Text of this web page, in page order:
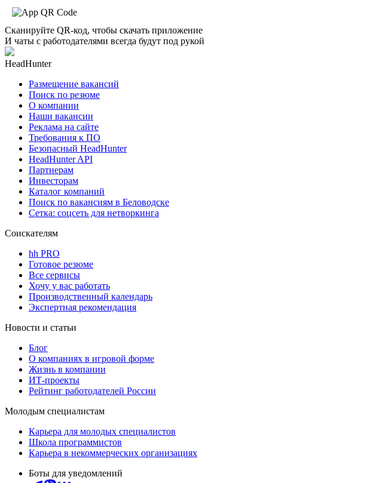
Сканируйте QR-код, чтобы скачать приложение
И чаты с работодателями всегда будут под рукой
HeadHunter
Размещение вакансий
Поиск по резюме
О компании
Наши вакансии
Реклама на сайте
Требования к ПО
Безопасный HeadHunter
HeadHunter API
Партнерам
Инвесторам
Каталог компаний
Поиск по вакансиям в Беловодске
Сетка: соцсеть для нетворкинга
Соискателям
hh PRO
Готовое резюме
Все сервисы
Хочу у вас работать
Производственный календарь
Экспертная рекомендация
Новости и статьи
Блог
О компаниях в игровой форме
Жизнь в компании
ИТ-проекты
Рейтинг работодателей России
Молодым специалистам
Карьера для молодых специалистов
Школа программистов
Карьера в некоммерческих организациях
Боты для уведомлений